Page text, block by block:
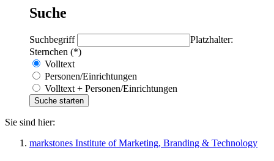
Suche
Suchbegriff
Platzhalter:
Sternchen (*)
Volltext
Personen/Einrichtungen
Volltext + Personen/Einrichtungen
Sie sind hier:
markstones Institute of Marketing, Branding & Technology